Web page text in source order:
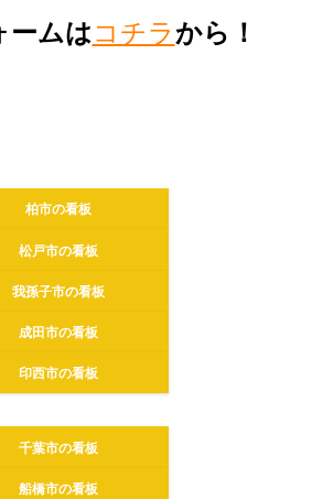
ームはコチラから！
柏市の看板
松戸市の看板
我孫子市の看板
成田市の看板
印西市の看板
千葉市の看板
船橋市の看板